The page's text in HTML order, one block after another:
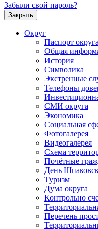
Забыли свой пароль?
Закрыть
Округ
Паспорт округа
Общая
История
Символика
Экстренные
Телефоны
СМИ округа
Экономика
Социальная
Фотогалерея
Видеогалерея
Схема
Почётные
День
Туризм
Дума округа
Контрольно
Перечень